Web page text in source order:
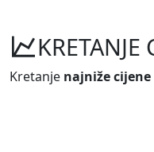
KRETANJE
Kretanje najniže cijene